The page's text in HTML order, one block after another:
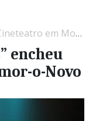
Montemor-o-Novo
encheu
o-Novo